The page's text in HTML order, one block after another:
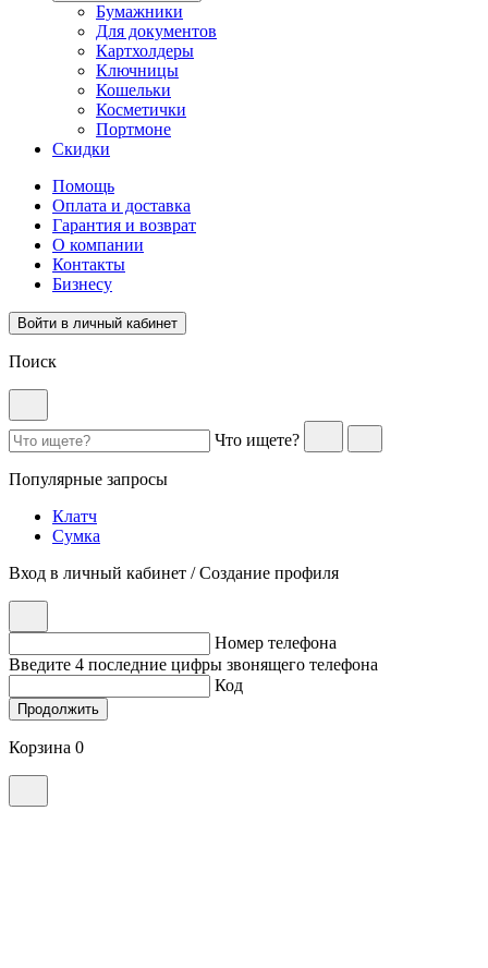
Бумажники
Для документов
Картхолдеры
Ключницы
Кошельки
Косметички
Портмоне
Скидки
Помощь
Оплата и доставка
Гарантия и возврат
О компании
Контакты
Бизнесу
Войти в личный кабинет
Поиск
Что ищете?
Популярные запросы
Клатч
Сумка
Вход в личный кабинет / Создание профиля
Номер телефона
Введите 4 последние цифры звонящего телефона
Код
Продолжить
Корзина 0